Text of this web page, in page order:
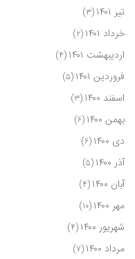
تیر ۱۴۰۱ (۳)
خرداد ۱۴۰۱ (۲)
اردیبهشت ۱۴۰۱ (۴)
فروردین ۱۴۰۱ (۵)
اسفند ۱۴۰۰ (۳)
بهمن ۱۴۰۰ (۶)
دی ۱۴۰۰ (۶)
آذر ۱۴۰۰ (۵)
آبان ۱۴۰۰ (۴)
مهر ۱۴۰۰ (۱۰)
شهریور ۱۴۰۰ (۴)
مرداد ۱۴۰۰ (۷)